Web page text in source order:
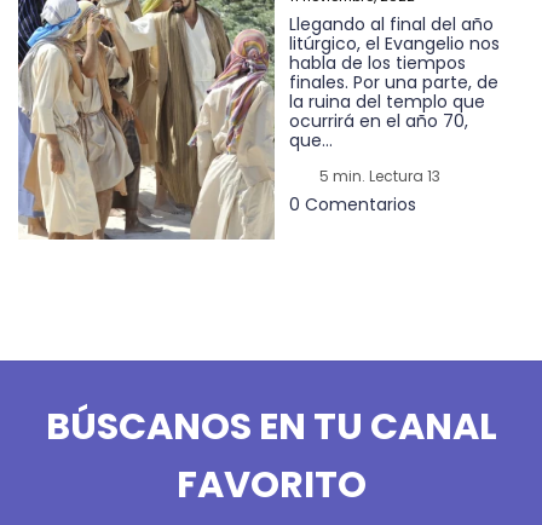
Llegando al final del año
litúrgico, el Evangelio nos
habla de los tiempos
finales. Por una parte, de
la ruina del templo que
ocurrirá en el año 70,
que...
5 min. Lectura 13
0 Comentarios
BÚSCANOS EN TU CANAL
FAVORITO